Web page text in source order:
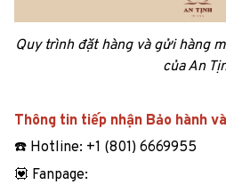
Quy trình đặt hàng và gửi hàng
của An
Thông tin tiếp nhận Bảo hành
☎️ Hotline: +1 (801) 6669955
💟 Fanpage: